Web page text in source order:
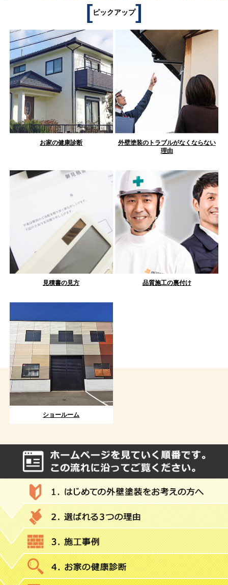
[ピックアップ]
お家の健康診断
外壁塗装のトラブルがなくならない
理由
見積書の見方 品質施工の裏付け
ショールーム